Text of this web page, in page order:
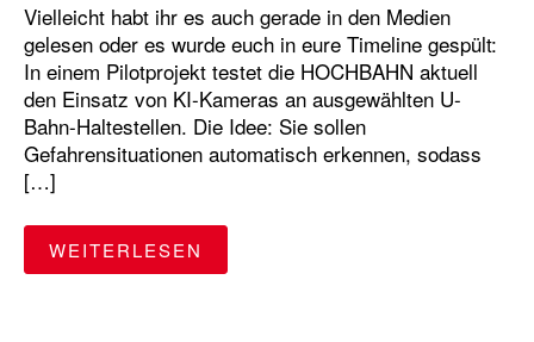
Vielleicht habt ihr es auch gerade in den Medien
gelesen oder es wurde euch in eure Timeline gespült:
In einem Pilotprojekt testet die HOCHBAHN aktuell
den Einsatz von KI-Kameras an ausgewählten U-
Bahn-Haltestellen. Die Idee: Sie sollen
Gefahrensituationen automatisch erkennen, sodass
[…]
WEITERLESEN